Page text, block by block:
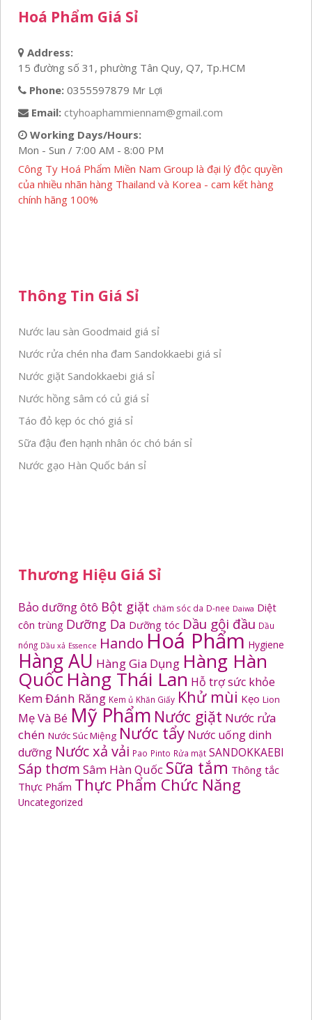
Hoá Phẩm Giá Sỉ
Address:
15 đường số 31, phường Tân Quy, Q7, Tp.HCM
Phone: 0355597879 Mr Lợi
Email: ctyhoaphammiennam@gmail.com
Working Days/Hours:
Mon - Sun / 7:00 AM - 8:00 PM
Công Ty Hoá Phẩm Miền Nam Group là đại lý độc quyền
của nhiều nhãn hàng Thailand và Korea - cam kết hàng
chính hãng 100%
Thông Tin Giá Sỉ
Nước lau sàn Goodmaid giá sỉ
Nước rửa chén nha đam Sandokkaebi giá sỉ
Nước giặt Sandokkaebi giá sỉ
Nước hồng sâm có củ giá sỉ
Táo đỏ kẹp óc chó giá sỉ
Sữa đậu đen hạnh nhân óc chó bán sỉ
Nước gạo Hàn Quốc bán sỉ
Thương Hiệu Giá Sỉ
Bảo dưỡng ôtô Bột giặt chăm sóc da D-nee Daiwa Diệt
côn trùng Dưỡng Da Dưỡng tóc Dầu gội đầu Dầu
nóng Dầu xả Essence Hando Hoá Phẩm Hygiene
Hàng AU Hàng Gia Dụng Hàng Hàn
Quốc Hàng Thái Lan Hỗ trợ sức khỏe
Kem Đánh Răng Kem ủ Khăn Giấy Khử mùi Kẹo Lion
Mẹ Và Bé Mỹ Phẩm Nước giặt Nước rửa
chén Nước Súc Miệng Nước tẩy Nước uống dinh
dưỡng Nước xả vải Pao Pinto Rửa mặt SANDOKKAEBI
Sáp thơm Sâm Hàn Quốc Sữa tắm Thông tắc
Thực Phẩm Thực Phẩm Chức Năng
Uncategorized